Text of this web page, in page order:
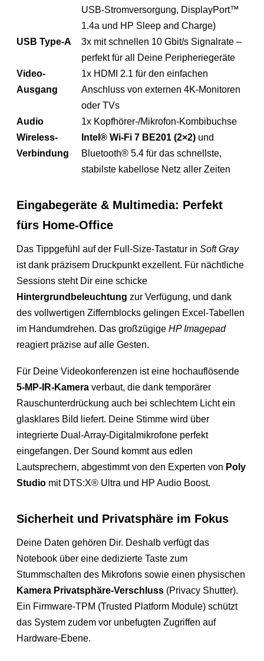
USB-Stromversorgung, DisplayPort™
1.4a und HP Sleep and Charge)
USB Type-A
3x mit schnellen 10 Gbit/s Signalrate –
perfekt für all Deine Peripheriegeräte
Video-
Ausgang
1x HDMI 2.1 für den einfachen
Anschluss von externen 4K-Monitoren
oder TVs
Audio
1x Kopfhörer-/Mikrofon-Kombibuchse
Wireless-
Verbindung
Intel® Wi-Fi 7 BE201 (2×2) und
Bluetooth® 5.4 für das schnellste,
stabilste kabellose Netz aller Zeiten
Eingabegeräte & Multimedia: Perfekt
fürs Home-Office
Das Tippgefühl auf der Full-Size-Tastatur inSoft Gray
ist dank präzisem Druckpunkt exzellent. Für nächtliche
Sessions steht Dir eine schicke
Hintergrundbeleuchtung zur Verfügung, und dank
des vollwertigen Ziffernblocks gelingen Excel-Tabellen
im Handumdrehen. Das großzügigeHP Imagepad
reagiert präzise auf alle Gesten.
Für Deine Videokonferenzen ist eine hochauflösende
5-MP-IR-Kamera verbaut, die dank temporärer
Rauschunterdrückung auch bei schlechtem Licht ein
glasklares Bild liefert. Deine Stimme wird über
integrierte Dual-Array-Digitalmikrofone perfekt
eingefangen. Der Sound kommt aus edlen
Lautsprechern, abgestimmt von den Experten von Poly
Studio mit DTS:X® Ultra und HP Audio Boost.
Sicherheit und Privatsphäre im Fokus
Deine Daten gehören Dir. Deshalb verfügt das
Notebook über eine dedizierte Taste zum
Stummschalten des Mikrofons sowie einen physischen
Kamera Privatsphäre-Verschluss (Privacy Shutter).
Ein Firmware-TPM (Trusted Platform Module) schützt
das System zudem vor unbefugten Zugriffen auf
Hardware-Ebene.